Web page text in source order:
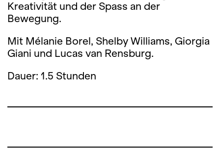
Kreativität und der Spass an der
Bewegung.
Mit Mélanie Borel, Shelby Williams, Giorgia
Giani und Lucas van Rensburg.
Dauer: 1.5 Stunden